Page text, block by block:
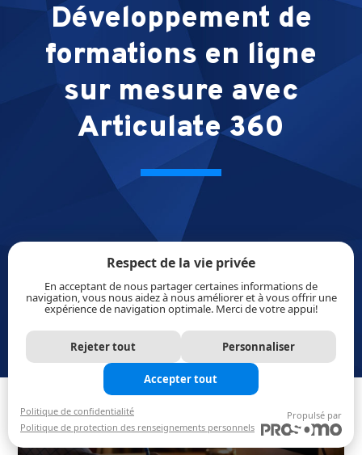
Développement de
formations en ligne
sur mesure avec
Articulate 360
Respect de la vie privée
En acceptant de nous partager certaines informations de
navigation, vous nous aidez à nous améliorer et à vous offrir une
expérience de navigation optimale. Merci de votre appui!
Rejeter tout Personnaliser
Accepter tout
Politique de confidentialité
Politique de protection des renseignements personnels
Propulsé par